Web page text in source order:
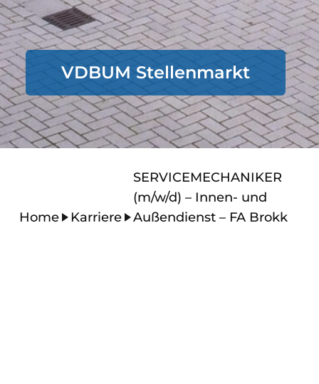
VDBUM Stellenmarkt
Home Karriere
SERVICEMECHANIKER
(m/w/d) – Innen- und
Außendienst – FA Brokk